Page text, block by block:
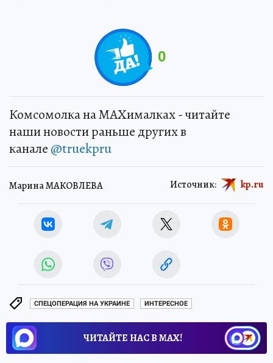
0
Комсомолка на MAXималках - читайте
наши новости раньше других в
канале @truekpru
Марина МАКОВЛЕВА Источник: kp.ru
СПЕЦОПЕРАЦИЯ НА УКРАИНЕ ИНТЕРЕСНОЕ
ЧИТАЙТЕ НАС В МАХ!